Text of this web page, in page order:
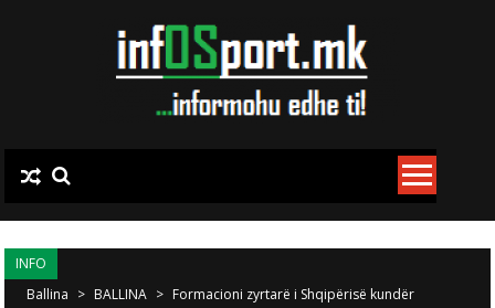
INFO
Ballina > BALLINA > Formacioni zyrtarë i Shqipërisë kundër